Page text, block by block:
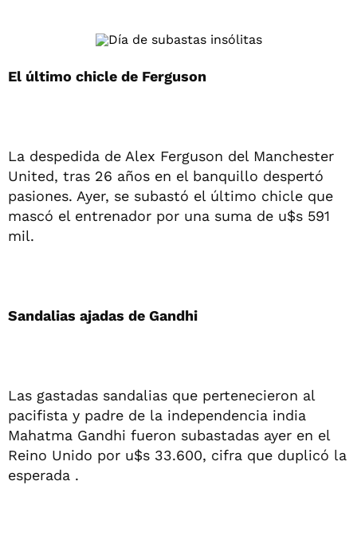
El último chicle de Ferguson
La despedida de Alex Ferguson del Manchester
United, tras 26 años en el banquillo despertó
pasiones. Ayer, se subastó el último chicle que
mascó el entrenador por una suma de u$s 591
mil.
Sandalias ajadas de Gandhi
Las gastadas sandalias que pertenecieron al
pacifista y padre de la independencia india
Mahatma Gandhi fueron subastadas ayer en el
Reino Unido por u$s 33.600, cifra que duplicó la
esperada .